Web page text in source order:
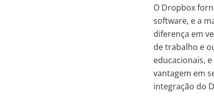
O Dropbox
software, e a
diferença em
de trabalho e
educacionais,
vantagem em
integração do